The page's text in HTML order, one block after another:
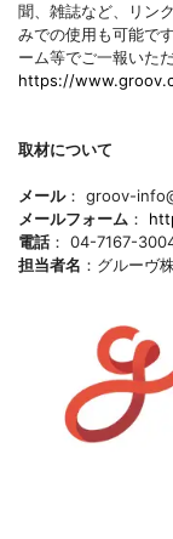
聞、雑誌など、リン
みでの使用も可能で
ーム等でご一報いた
https://
取材について
メール： groov-
メールフォーム ：
電話 ： 04-7167-
担当者名 ：グルーヴ